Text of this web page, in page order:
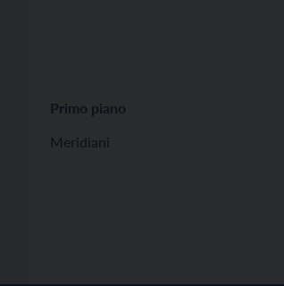
Primo piano
Meridiani